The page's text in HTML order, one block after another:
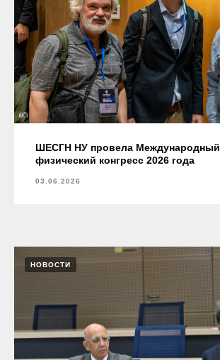
ШЕСГН НУ провела Международный
физический конгресс 2026 года
03.06.2026
НОВОСТИ